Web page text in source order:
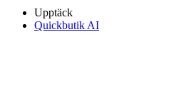
Upptäck
Quickbutik AI